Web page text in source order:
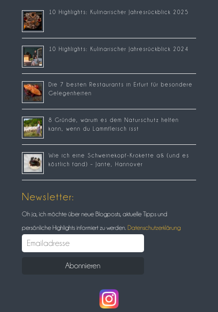
10 Highlights: Kulinarischer Jahresrückblick 2025
10 Highlights: Kulinarischer Jahresrückblick 2024
Die 7 besten Restaurants in Erfurt für besondere
Gelegenheiten
8 Gründe, warum es dem Naturschutz helfen
kann, wenn du Lammfleisch isst
Wie ich eine Schweinekopf-Krokette aß (und es
köstlich fand) – Jante, Hannover
Newsletter:
Oh ja, ich möchte über neue Blogposts, aktuelle Tipps und
persönliche Highlights informiert zu werden. Datenschutzerklärung